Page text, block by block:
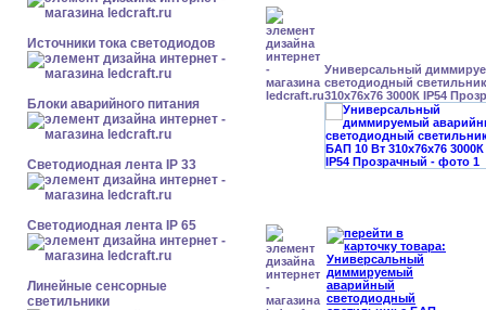
Источники тока светодиодов
Блоки аварийного питания
Светодиодная лента IP 33
Светодиодная лента IP 65
Линейные сенсорные
светильники
Универсальный
светодиодный
310x76x76 3000К IP54